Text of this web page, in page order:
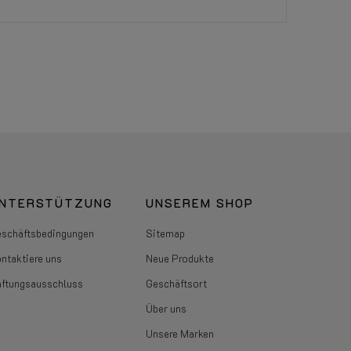
uns
UNSEREM SHOP
Sitemap
Neue Produkte
Geschäftsort
Über uns
Unsere Marken